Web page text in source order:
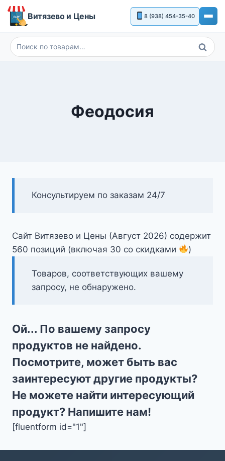
Перейти
Витязево и Цены 8 (938) 454-35-40
Искать:
Поиск
Феодосия
Консультируем по заказам 24/7
Сайт Витязево и Цены (Август 2026) содержит
560 позиций (включая 30 со скидками
)
Товаров, соответствующих вашему
запросу, не обнаружено.
Ой... По вашему запросу
продуктов не найдено.
Посмотрите, может быть вас
заинтересуют другие продукты?
Не можете найти интересующий
продукт? Напишите нам!
[fluentform id="1"]